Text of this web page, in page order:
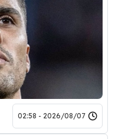
2026/08/07 - 02:58